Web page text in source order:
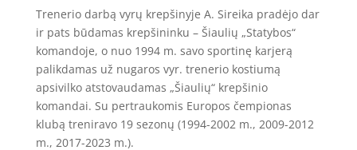
Trenerio darbą vyrų krepšinyje A. Sireika pradėjo dar
ir pats būdamas krepšininku – Šiaulių „Statybos“
komandoje, o nuo 1994 m. savo sportinę karjerą
palikdamas už nugaros vyr. trenerio kostiumą
apsivilko atstovaudamas „Šiaulių“ krepšinio
komandai. Su pertraukomis Europos čempionas
klubą treniravo 19 sezonų (1994-2002 m., 2009-2012
m., 2017-2023 m.).